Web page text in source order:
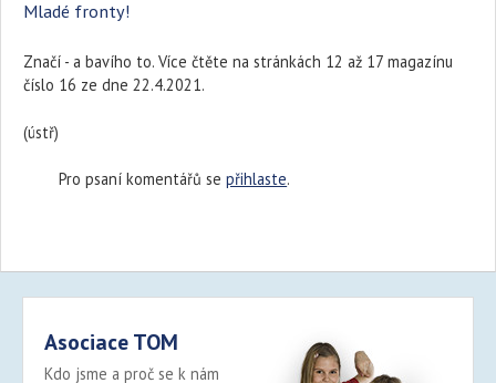
Mladé fronty!
Značí - a bavího to. Více čtěte na stránkách 12 až 17 magazínu
číslo 16 ze dne 22.4.2021.
(ústř)
Pro psaní komentářů sepřihlaste.
Asociace TOM
Kdo jsme a proč se k nám